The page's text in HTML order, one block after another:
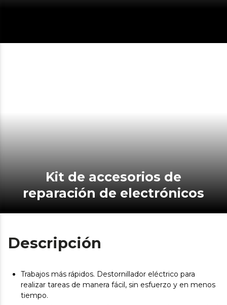
Kit de accesorios de
reparación de electrónicos
Descripción
Trabajos más rápidos. Destornillador eléctrico para
realizar tareas de manera fácil, sin esfuerzo y en menos
tiempo.